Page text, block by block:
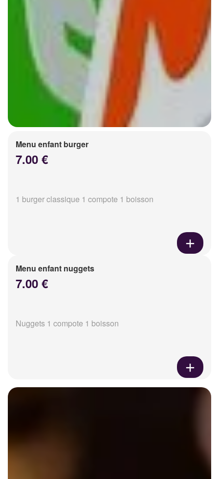
Menu enfant burger
7.00 €
1 burger classique 1 compote 1 boisson
Menu enfant nuggets
7.00 €
Nuggets 1 compote 1 boisson